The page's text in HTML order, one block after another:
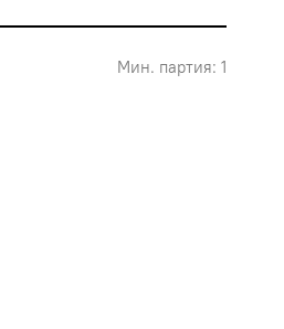
Мин. партия: 1